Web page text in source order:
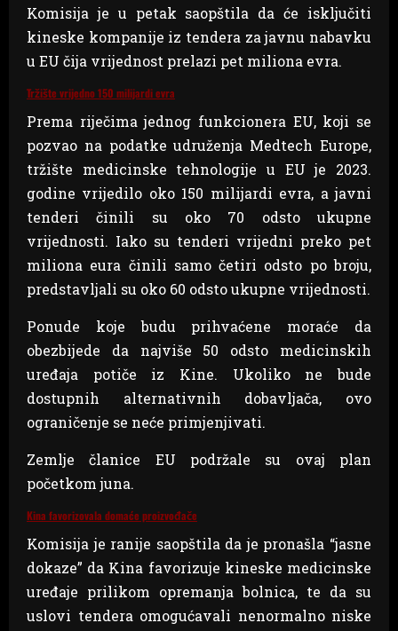
Komisija je u petak saopštila da će isključiti
kineske kompanije iz tendera za javnu nabavku
u EU čija vrijednost prelazi pet miliona evra.
Tržište vrijedno 150 milijardi evra
Prema riječima jednog funkcionera EU, koji se
pozvao na podatke udruženja Medtech Europe,
tržište medicinske tehnologije u EU je 2023.
godine vrijedilo oko 150 milijardi evra, a javni
tenderi činili su oko 70 odsto ukupne
vrijednosti. Iako su tenderi vrijedni preko pet
miliona eura činili samo četiri odsto po broju,
predstavljali su oko 60 odsto ukupne vrijednosti.
Ponude koje budu prihvaćene moraće da
obezbijede da najviše 50 odsto medicinskih
uređaja potiče iz Kine. Ukoliko ne bude
dostupnih alternativnih dobavljača, ovo
ograničenje se neće primjenjivati.
Zemlje članice EU podržale su ovaj plan
početkom juna.
Kina favorizovala domaće proizvođače
Komisija je ranije saopštila da je pronašla “jasne
dokaze” da Kina favorizuje kineske medicinske
uređaje prilikom opremanja bolnica, te da su
uslovi tendera omogućavali nenormalno niske